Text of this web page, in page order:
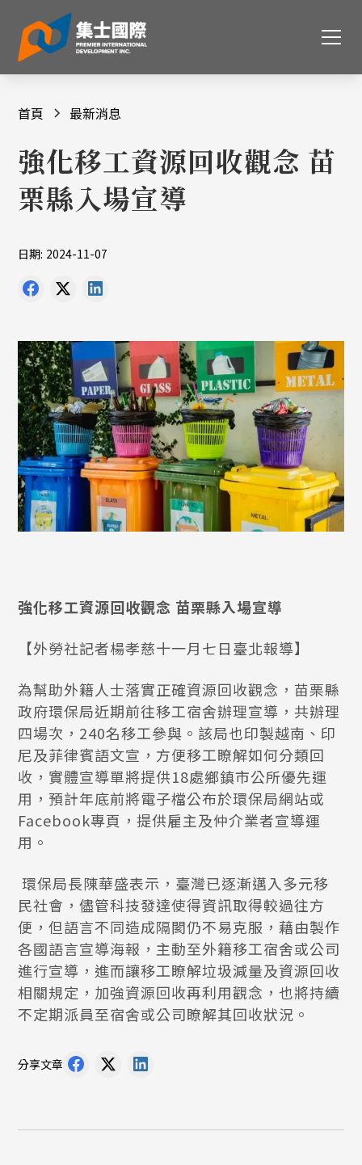
首頁 最新消息
強化移工資源回收觀念 苗
栗縣入場宣導
日期: 2024-11-07
強化移工資源回收觀念 苗栗縣入場宣導
【外勞社記者楊孝慈十一月七日臺北報導】
為幫助外籍人士落實正確資源回收觀念，苗栗縣
政府環保局近期前往移工宿舍辦理宣導，共辦理
四場次，240名移工參與。該局也印製越南、印
尼及菲律賓語文宣，方便移工瞭解如何分類回
收，實體宣導單將提供18處鄉鎮市公所優先運
用，預計年底前將電子檔公布於環保局網站或
Facebook專頁，提供雇主及仲介業者宣導運
用。
環保局長陳華盛表示，臺灣已逐漸邁入多元移
民社會，儘管科技發達使得資訊取得較過往方
便，但語言不同造成隔閡仍不易克服，藉由製作
各國語言宣導海報，主動至外籍移工宿舍或公司
進行宣導，進而讓移工瞭解垃圾減量及資源回收
相關規定，加強資源回收再利用觀念，也將持續
不定期派員至宿舍或公司瞭解其回收狀況。
分享文章